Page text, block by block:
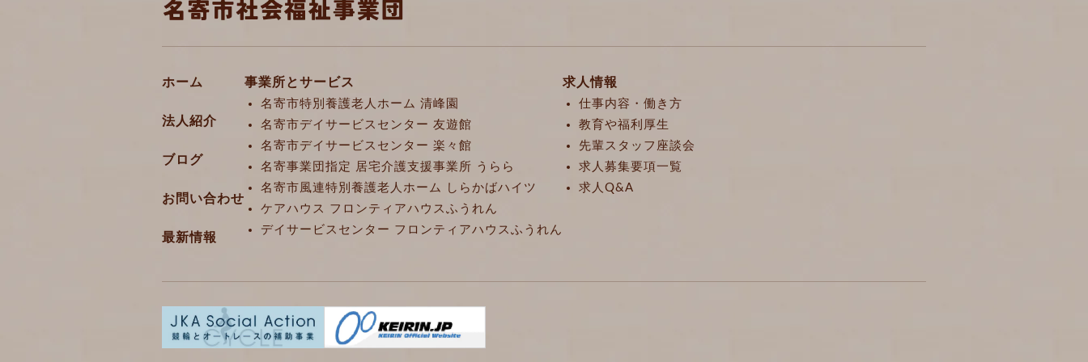
ホーム
法人紹介
ブログ
お問い合わせ
最新情報
事業所とサービス
名寄市特別養護老人ホーム 清峰園
名寄市デイサービスセンター 友遊館
名寄市デイサービスセンター 楽々館
名寄事業団指定 居宅介護支援事業所 うらら
名寄市風連特別養護老人ホーム しらかばハイツ
ケアハウス フロンティアハウスふうれん
デイサービスセンター フロンティアハウスふうれん
求人情報
仕事内容・働き方
教育や福利厚生
先輩スタッフ座談会
求人募集要項一覧
求人Q&A